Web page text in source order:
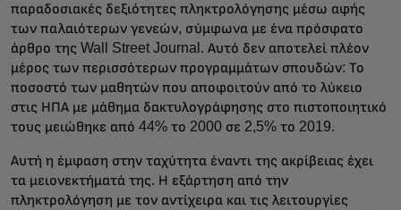
παραδοσιακές δεξιότητες πληκτρολόγησης μέσω αφής
των παλαιότερων γενεών, σύμφωνα με ένα πρόσφατο
άρθρο της Wall Street Journal. Αυτό δεν αποτελεί πλέον
μέρος των περισσότερων προγραμμάτων σπουδών: Το
ποσοστό των μαθητών που αποφοιτούν από το λύκειο
στις ΗΠΑ με μάθημα δακτυλογράφησης στο πιστοποιητικό
τους μειώθηκε από 44% το 2000 σε 2,5% το 2019.
Αυτή η έμφαση στην ταχύτητα έναντι της ακρίβειας έχει
τα μειονεκτήματά της. Η εξάρτηση από την
πληκτρολόγηση με τον αντίχειρα και τις λειτουργίες